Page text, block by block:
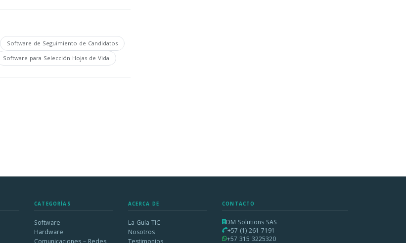
Software de Seguimiento de Candidatos
Software para Selección Hojas de Vida
CATEGORÍAS
Software
Hardware
Comunicaciones – Redes
ACERCA DE
La Guía TIC
Nosotros
Testimonios
CONTACTO
DM Solutions SAS
+57 (1) 261 7191
+57 315 3225320